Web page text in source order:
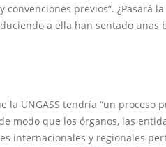
previos”. ¿Pasará
a ella han sentado unas
la UNGASS tendría “un
modo que los órganos, las
internacionales y regionales